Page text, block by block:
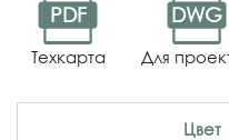
PDF
Техкарта
DWG
Для
Цвет